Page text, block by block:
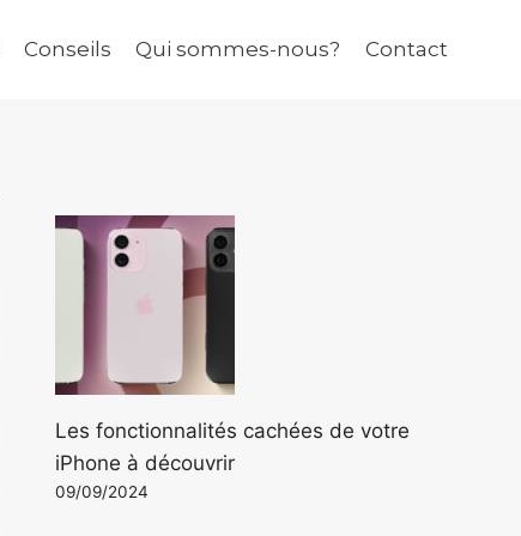
Conseils Qui sommes-nous? Contact
Les fonctionnalités cachées de votre
iPhone à découvrir
09/09/2024